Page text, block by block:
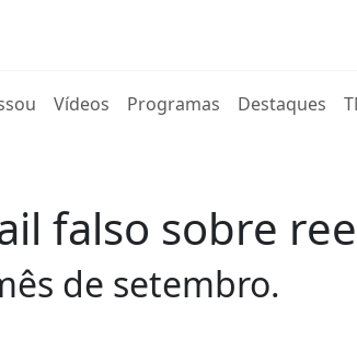
Vídeos Programas Destaques
falso sobre
de setembro.